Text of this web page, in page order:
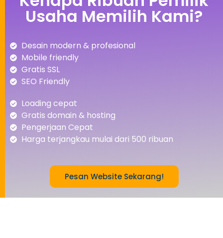
Usaha Memilih Kami?
Desain modern & profesional
Mobile friendly
Gratis SSL
SEO Friendly
Loading cepat
Gratis domain & hosting
Pengerjaan Cepat
Harga terjangkau mulai dari 500 ribuan
Pesan Website Sekarang!